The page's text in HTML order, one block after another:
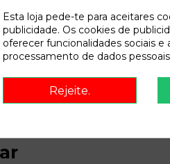
Esta loja pede-te para aceitares
publicidade. Os cookies de
oferecer funcionalidades sociais e
processamento de dados
Rejeite.